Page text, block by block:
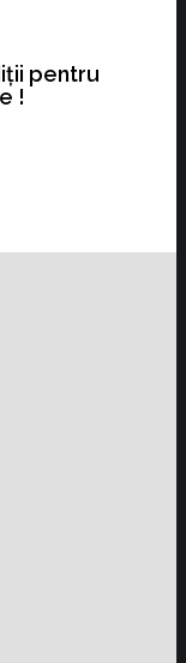
pentru
!